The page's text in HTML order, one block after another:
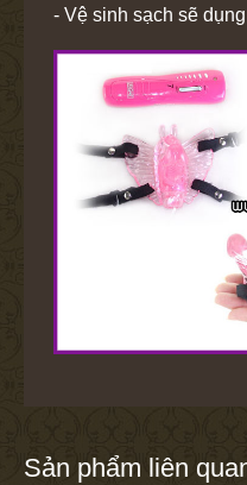
- Vệ sinh sạch sẽ
Sản phẩm liên